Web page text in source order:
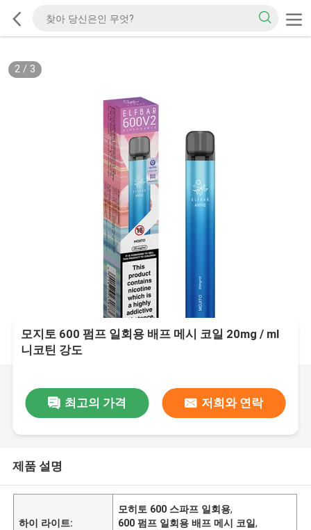
2/ 3
모지토 600 펌프 일회용 배프 메시 코일 20mg / ml
니코틴 강도
최고의 가격 저희와 연락
제품 설명
하이 라이트:
모히토 600 스파프 일회용,
600 펌프 일회용 배프 메시 코일,